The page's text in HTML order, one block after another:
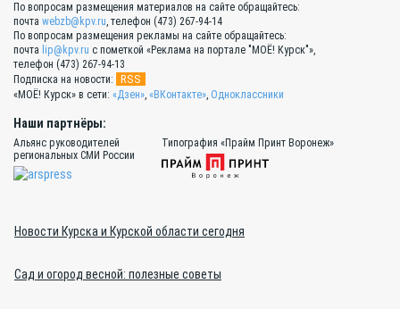
По вопросам размещения материалов на сайте обращайтесь:
почта webzb@kpv.ru, телефон (473) 267-94-14
По вопросам размещения рекламы на сайте обращайтесь:
почта lip@kpv.ru с пометкой «Реклама на портале "МОЁ! Курск"»,
телефон (473) 267-94-13
Подписка на новости:
RSS
«МОЁ! Курск» в сети: «Дзен», «ВКонтакте», Одноклассники
Наши партнёры:
Альянс руководителей
региональных СМИ России
Типография «Прайм Принт Воронеж»
Новости Курска и Курской области сегодня
Сад и огород весной: полезные советы